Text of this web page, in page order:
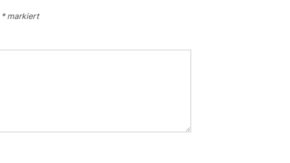
*markiert